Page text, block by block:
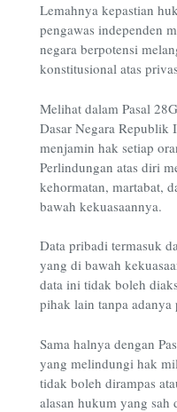
Lemahnya kepastian
pengawas independen
negara berpotensi
konstitusional atas
Melihat dalam Pasal
Dasar Negara
menjamin hak setiap
Perlindungan atas diri
kehormatan, martabat,
bawah kekuasaannya.
Data pribadi termasuk
yang di bawah
data ini tidak boleh
pihak lain tanpa adanya
Sama halnya dengan
yang melindungi hak
tidak boleh dirampas
alasan hukum yang sah